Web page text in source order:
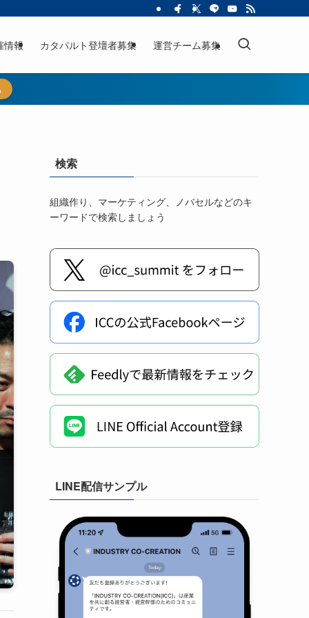
情報 カタパルト登壇者募集 運営チーム募集
検索
組織作り、マーケティング、ノバセルなどのキ
ーワードで検索しましょう
LINE配信サンプル